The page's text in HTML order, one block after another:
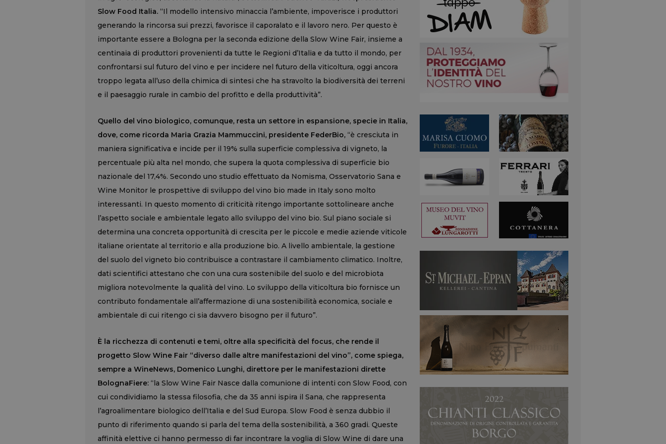
Slow Food Italia. “Il modello intensivo minaccia l’ambiente, impoverisce i produttori
generando la rincorsa sui prezzi, favorisce il caporalato e il lavoro nero. Per questo è
importante essere a Bologna per la seconda edizione della Slow Wine Fair, insieme a
centinaia di produttori provenienti da tutte le Regioni d’Italia e da tutto il mondo, per
confrontarsi sul futuro del vino e per incidere nel futuro della viticoltura, oggi ancora
troppo legata all’uso della chimica di sintesi che ha stravolto la biodiversità dei terreni
e il paesaggio rurale in cambio del profitto e della produttività”.
Quello del vino biologico, comunque, resta un settore in espansione, specie in Italia,
dove, come ricorda Maria Grazia Mammuccini, presidente FederBio, “è cresciuta in
maniera significativa e incide per il 19% sulla superficie complessiva di vigneto, la
percentuale più alta nel mondo, che supera la quota complessiva di superficie bio
nazionale del 17,4%. Secondo uno studio effettuato da Nomisma, Osservatorio Sana e
Wine Monitor le prospettive di sviluppo del vino bio made in Italy sono molto
interessanti. In questo momento di criticità ritengo importante sottolineare anche
l’aspetto sociale e ambientale legato allo sviluppo del vino bio. Sul piano sociale si
determina una concreta opportunità di crescita per le piccole e medie aziende viticole
italiane orientate al territorio e alla produzione bio. A livello ambientale, la gestione
del suolo del vigneto bio contribuisce a contrastare il cambiamento climatico. Inoltre,
dati scientifici attestano che con una cura sostenibile del suolo e del microbiota
migliora notevolmente la qualità del vino. Lo sviluppo della viticoltura bio fornisce un
contributo fondamentale all’affermazione di una sostenibilità economica, sociale e
ambientale di cui ritengo ci sia davvero bisogno per il futuro”.
È la ricchezza di contenuti e temi, oltre alla specificità del focus, che rende il
progetto Slow Wine Fair “diverso dalle altre manifestazioni del vino”, come spiega,
sempre a WineNews, Domenico Lunghi, direttore per le manifestazioni dirette
BolognaFiere: “la Slow Wine Fair Nasce dalla comunione di intenti con Slow Food, con
cui condividiamo la stessa filosofia, che da 35 anni ispira il Sana, che rappresenta
l’agroalimentare biologico dell’Italia e del Sud Europa. Slow Food è senza dubbio il
punto di riferimento quando si parla del tema della sostenibilità, a 360 gradi. Queste
affinità elettive ci hanno permesso di far incontrare la voglia di Slow Wine di dare una